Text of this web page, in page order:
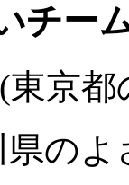
チー
(東京都
県の